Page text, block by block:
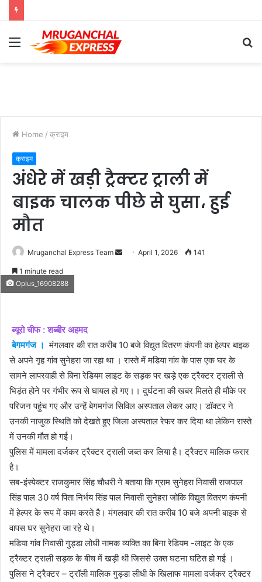
Menu
Home / क्राइम
क्राइम
अंधेरे में खड़ी ट्रैक्टर ट्राली में
बाइक चालक पीछे से घुसा، हुई
मौत
Mruganchal Express Team
Send April 1, 2026 141
1 minute read
Oplus_16908288
ब्यूरो चीफ : शब्बीर अहमद
बेगमगंज । मंगलवार की रात करीब 10 बजे विद्युत वितरण कंपनी का हेल्पर बाइक
से अपने गृह गांव सुनेहरा जा रहा था । रास्ते में मडिया गांव के पास एक घर के
सामने लापरवाही से बिना रेडियम लाइट के सड़क पर खड़े एक ट्रैक्टर ट्राली से
भिड़ंत होने पर गंभीर रूप से घायल हो गए।। दुर्घटना की खबर मिलते ही मौके पर
परिजन पहुंच गए और उन्हें बेगमगंज सिविल अस्पताल लेकर आए। डॉक्टर ने
उनकी नाजुक स्थिति को देखते हुए जिला अस्पताल रेफर कर दिया था लेकिन रास्ते
में उनकी मौत हो गई।
पुलिस में मामला दर्जकर ट्रैक्टर ट्राली जब्त कर लिया है। ट्रैक्टर मालिक फरार
है।
सब-इंस्पेक्टर राजकुमार सिंह चौधरी ने बताया कि ग्राम सुनेहरा निवासी राजपाल
सिंह पाल 30 वर्ष पिता निर्भय सिंह पाल निवासी सुनेहरा जोकि विद्युत वितरण कंपनी
में हेल्पर के रूप में काम करते है। मंगलवार की रात करीब 10 बजे अपनी बाइक से
वापस घर सुनेहरा जा रहे थे।
मडिया गांव निवासी गुड्डा लोधी नामक व्यक्ति का बिना रेडियम -लाइट के एक
ट्रैक्टर ट्राली सड़क के बीच में खड़ी थी जिससे उक्त घटना घटित हो गई ।
पुलिस ने ट्रैक्टर – ट्रॉली मालिक गुड्डा लीधी के खिलाफ मामला दर्जकर ट्रैक्टर